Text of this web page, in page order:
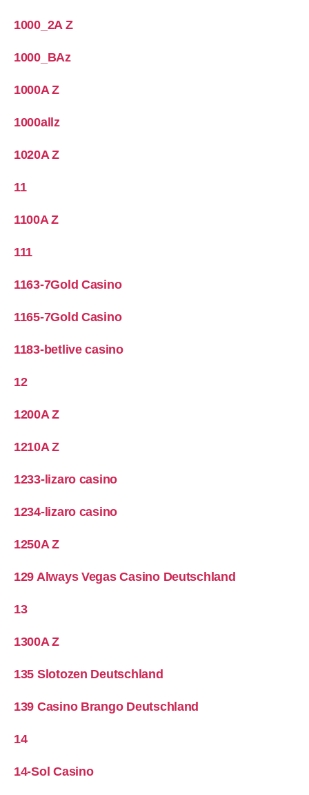
1000_2A Z
1000_BAz
1000A Z
1000allz
1020A Z
11
1100A Z
111
1163-7Gold Casino
1165-7Gold Casino
1183-betlive casino
12
1200A Z
1210A Z
1233-lizaro casino
1234-lizaro casino
1250A Z
129 Always Vegas Casino Deutschland
13
1300A Z
135 Slotozen Deutschland
139 Casino Brango Deutschland
14
14-Sol Casino